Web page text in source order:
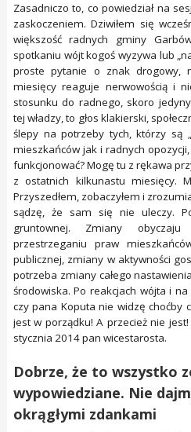
Zasadniczo to, co powiedział na
zaskoczeniem. Dziwiłem się
większość radnych gminy
spotkaniu wójt kogoś wyzywa lub
proste pytanie o znak drogowy,
miesięcy reaguje nerwowością i
stosunku do radnego, skoro
tej władzy, to głos klakierski,
ślepy na potrzeby tych, którzy są
mieszkańców jak i radnych
funkcjonować? Mogę tu z rękawa
z ostatnich kilkunastu miesięcy.
Przyszedłem, zobaczyłem i
sądzę, że sam się nie uleczy.
gruntownej. Zmiany
przestrzeganiu praw
publicznej, zmiany w aktywności
potrzeba zmiany całego
środowiska. Po reakcjach wójta i
czy pana Koputa nie widzę choćby
jest w porządku! A przecież nie
stycznia 2014 pan wicestarosta.
Dobrze, że to wszystko
wypowiedziane. Nie
okrągłymi zdankami